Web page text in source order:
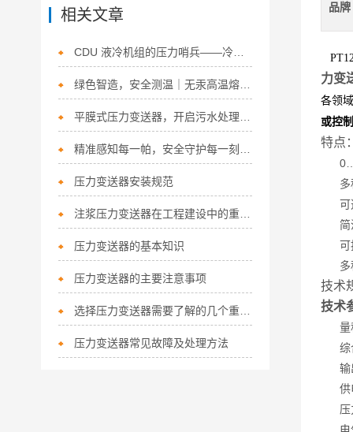
品牌
力变
各领
或控
特点
多
可
简
可
多
技术
技术
量
综合
输出
供电
压力
相关文章
绿色智造，安全测温｜无汞高温熔体压力变送器，重塑高温测量新标准
压力变送器安装规范
注浆压力变送器在工程建设中的重要作用
压力变送器的基本知识
压力变送器的主要注意事项
选择压力变送器需要了解的几个重要因素
压力变送器常见故障及处理方法